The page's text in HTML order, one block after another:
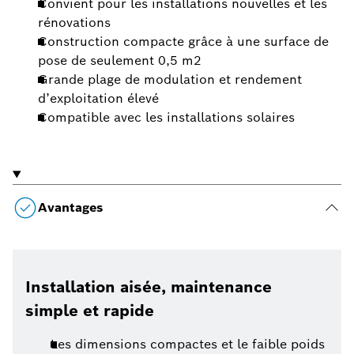
Convient pour les installations nouvelles et les
rénovations
Construction compacte grâce à une surface de
pose de seulement 0,5 m2
Grande plage de modulation et rendement
d’exploitation élevé
Compatible avec les installations solaires
Avantages
Installation aisée, maintenance
simple et rapide
Les dimensions compactes et le faible poids